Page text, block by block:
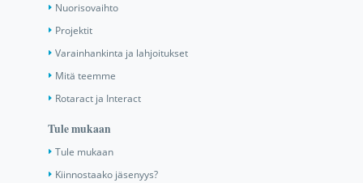
Nuorisovaihto
Projektit
Varainhankinta ja lahjoitukset
Mitä teemme
Rotaract ja Interact
Tule mukaan
Tule mukaan
Kiinnostaako jäsenyys?